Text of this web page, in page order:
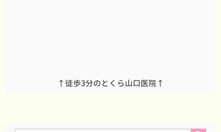
↑徒歩3分のとくら山口医院↑